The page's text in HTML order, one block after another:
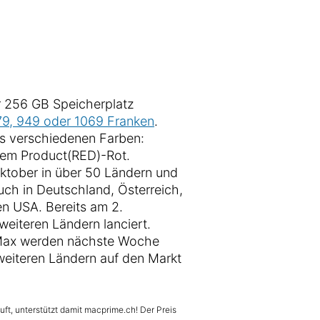
256 GB Speicherplatz
949 oder 1069 Franken.
verschiedenen Farben:
Product(RED)-Rot.
in über 50 Ländern und
in Deutschland, Österreich,
USA. Bereits am 2.
Ländern lanciert.
werden nächste Woche
Ländern auf den Markt
unterstützt damit macprime.ch! Der Preis